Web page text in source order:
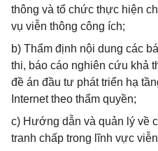
thông và tổ chức thực hiện
vụ viễn thông công ích;
b) Thẩm định nội dung các
thi, báo cáo nghiên cứu khả
đề án đầu tư phát triển hạ
Internet theo thẩm quyền;
c) Hướng dẫn và quản lý về
tranh chấp trong lĩnh vực